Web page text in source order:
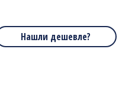
Нашли дешевле?